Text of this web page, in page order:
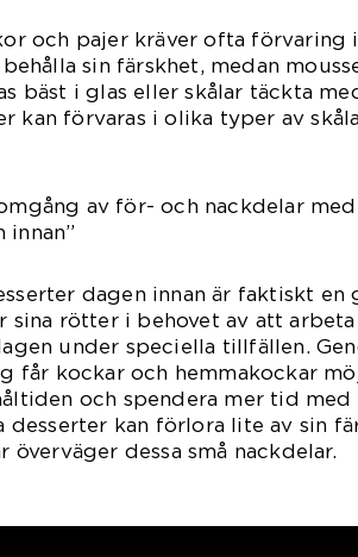
och pajer kräver ofta förvaring
sin färskhet, medan
bäst i glas eller skålar täckta
kan förvaras i olika typer av
av för- och nackdelar
innan”
dagen innan är faktiskt en
sina rötter i behovet av att
under speciella tillfällen.
får kockar och hemmakockar
och spendera mer tid med
desserter kan förlora lite av sin
dessa små nackdelar.